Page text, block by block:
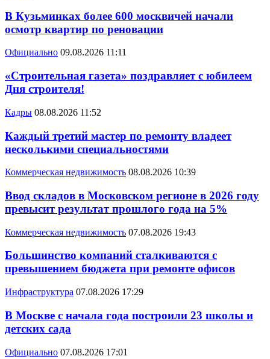
В Кузьминках более 600 москвичей начали
осмотр квартир по реновации
Официально 09.08.2026 11:11
«Строительная газета» поздравляет с юбилеем
Дня строителя!
Кадры 08.08.2026 11:52
Каждый третий мастер по ремонту владеет
несколькими специальностями
Коммерческая недвижимость 08.08.2026 10:39
Ввод складов в Московском регионе в 2026 году
превысит результат прошлого года на 5%
Коммерческая недвижимость 07.08.2026 19:43
Большинство компаний сталкиваются с
превышением бюджета при ремонте офисов
Инфраструктура 07.08.2026 17:29
В Москве с начала года построили 23 школы и
детских сада
Официально 07.08.2026 17:01